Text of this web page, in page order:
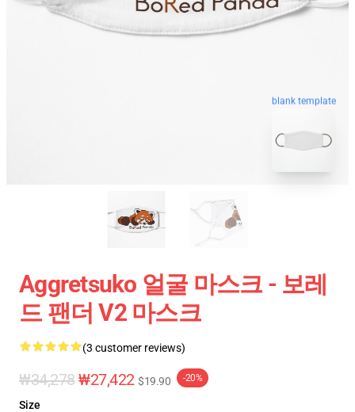
blank template
Aggretsuko 얼굴 마스크 - 보레
드 팬더 V2 마스크
(3 customer reviews)
₩34,278₩27,422 $19.90 -20%
Size